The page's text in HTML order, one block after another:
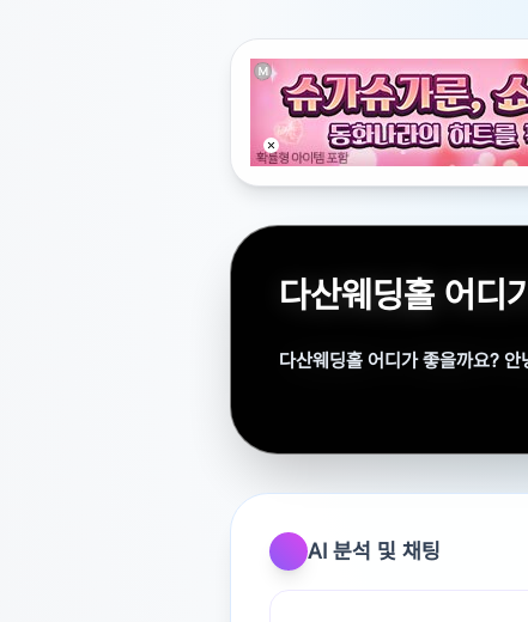
다산웨딩홀 어디
다산웨딩홀 어디가 좋을까요? 안
광고 [X]를 누르고 내용을 확인해 보세요
AI 분석 및 채팅